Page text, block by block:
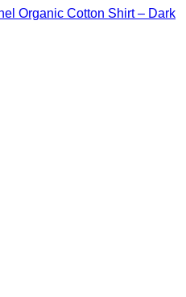
Organic Cotton Shirt – Dark